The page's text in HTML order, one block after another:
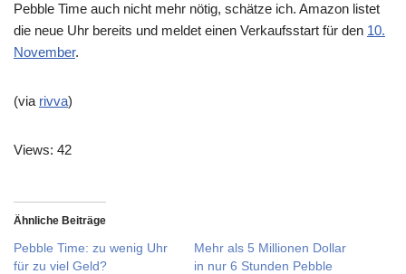
Pebble Time auch nicht mehr nötig, schätze ich. Amazon listet
die neue Uhr bereits und meldet einen Verkaufsstart für den 10.
November.
(via rivva)
Views: 42
Ähnliche Beiträge
Pebble Time: zu wenig Uhr
für zu viel Geld?
Mehr als 5 Millionen Dollar
in nur 6 Stunden Pebble